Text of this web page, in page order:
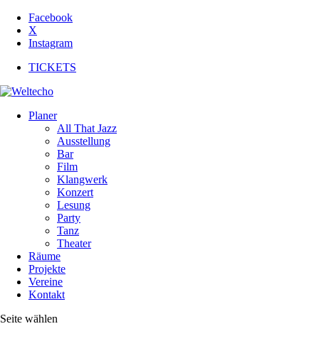
Facebook
X
Instagram
TICKETS
Planer
All That Jazz
Ausstellung
Bar
Film
Klangwerk
Konzert
Lesung
Party
Tanz
Theater
Räume
Projekte
Vereine
Kontakt
Seite wählen